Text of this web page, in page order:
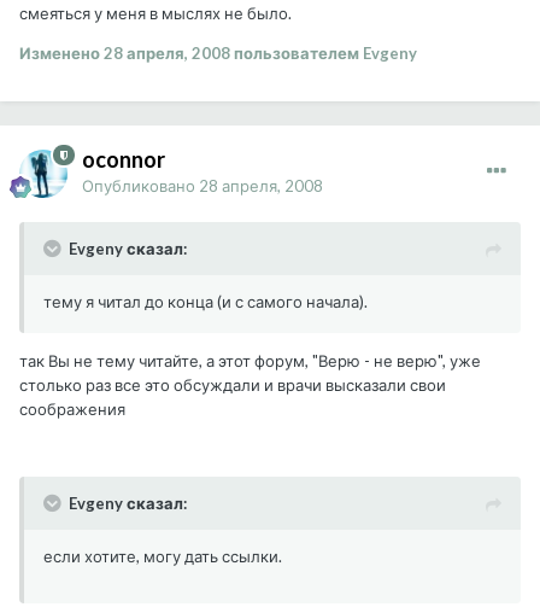
смеяться у меня в мыслях не было.
Изменено28 апреля, 2008пользователем Evgeny
oconnor
Опубликовано 28 апреля, 2008
Evgeny сказал:
тему я читал до конца (и с самого начала).
так Вы не тему читайте, а этот форум, "Верю - не верю", уже
столько раз все это обсуждали и врачи высказали свои
соображения
Evgeny сказал:
если хотите, могу дать ссылки.